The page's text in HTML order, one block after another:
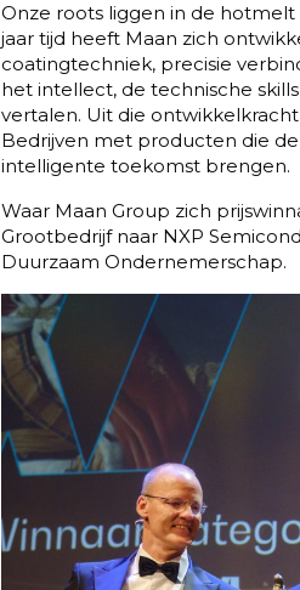
Onze roots liggen in de
jaar tijd heeft Maan zich
coatingtechniek, precisie
het intellect, de technische
vertalen. Uit die
Bedrijven met producten die
intelligente toekomst brengen.
Waar Maan Group zich
Grootbedrijf naar NXP
Duurzaam Ondernemerschap.